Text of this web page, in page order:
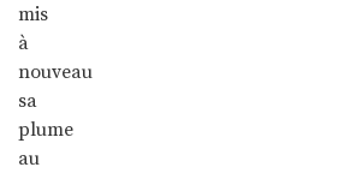
mis
à
nouveau
sa
plume
au